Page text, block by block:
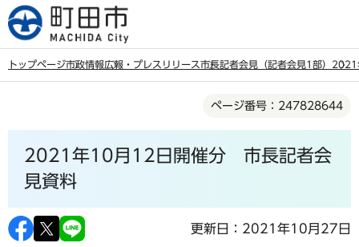
こ
の
トップページ市政情報広報・プレスリリース市長記者会見（記者会見1部） 2021
ページ番号：247828644
2021年10月12日開催分 市長記者会
見資料
更新日：2021年10月27日